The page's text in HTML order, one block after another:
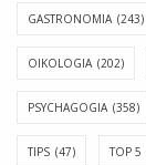
GASTRONOMIA (243)
OIKOLOGIA (202)
PSYCHAGOGIA (358)
TIPS (47) TOP 5